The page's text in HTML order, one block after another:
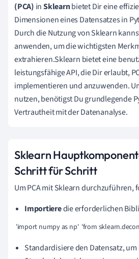
(PCA) inSklearnbietet Dir eine
Dimensionen eines Datensatzes in
Durch die Nutzung von Sklearn
anwenden, um die wichtigsten
extrahieren.Sklearn bietet eine
leistungsfähige API, die Dir erlaubt,
implementieren und anzuwenden.
nutzen, benötigst Du grundlegende
Vertrautheit mit der Datenanalyse.
Sklearn
Schritt für Schritt
Um PCA mit Sklearn durchzuführen,
Importieredie erforderlichen
'import numpy as np'  'from
Standardisiere den Datensatz,